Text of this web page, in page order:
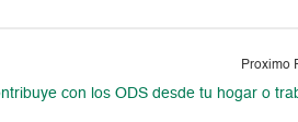
Proximo
con los ODS desde tu hogar o